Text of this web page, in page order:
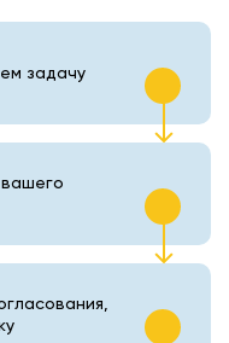
задачу